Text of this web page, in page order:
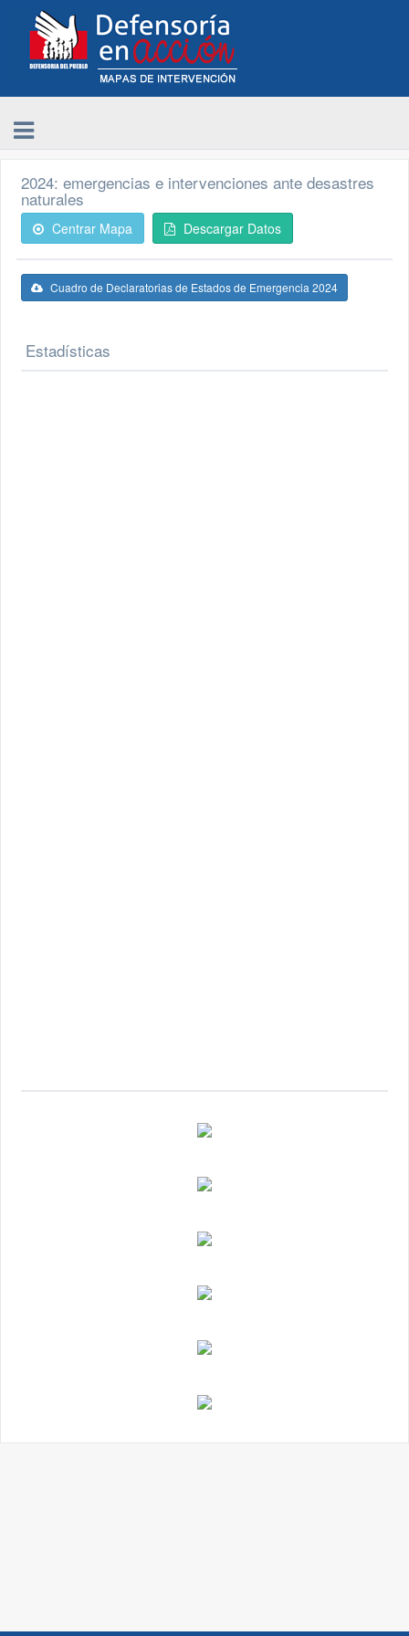
2024: emergencias e intervenciones ante desastres
naturales
Centrar Mapa Descargar Datos
Cuadro de Declaratorias de Estados de Emergencia 2024
Estadísticas